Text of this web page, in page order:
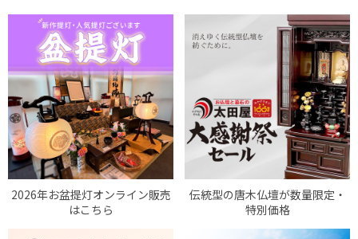
2026年お盆提灯オンライン販売
はこちら
伝統型の唐木仏壇が数量限定・
特別価格